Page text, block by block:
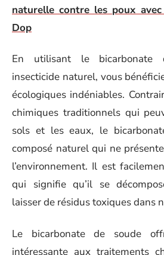
naturelle contre les poux
Dop
En utilisant le bicarbonate
insecticide naturel, vous
écologiques indéniables.
chimiques traditionnels qui
sols et les eaux, le
composé naturel qui ne
l’environnement. Il est
qui signifie qu’il se
laisser de résidus toxiques dans
Le bicarbonate de soude
intéressante aux traitements